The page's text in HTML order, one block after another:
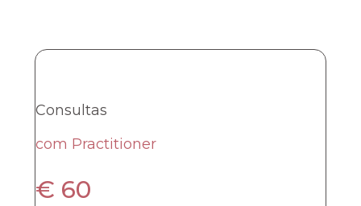
Consultas
com Practitioner
€ 60